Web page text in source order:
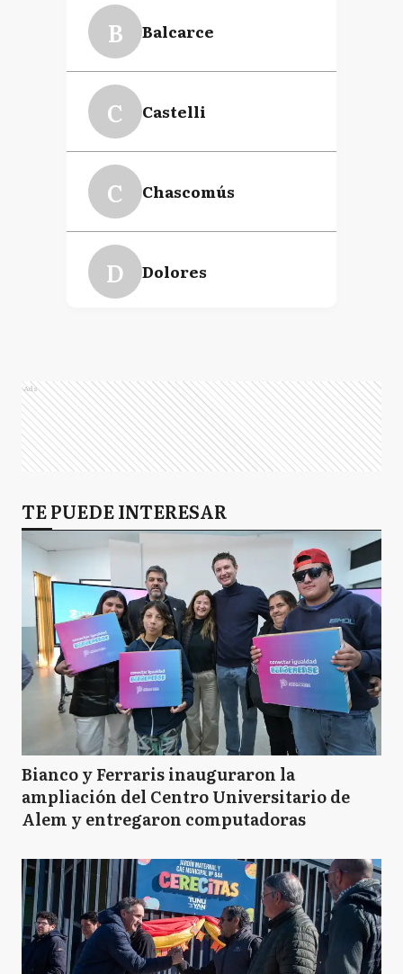
B Balcarce
C Castelli
C Chascomús
D Dolores
GB General Belgrano
GG General Guido
GL General Lavalle
GM General Madariaga
GP General Paz
GP General Pueyrredón
LC La Costa
Ads
TE PUEDE INTERESAR
Bianco y Ferraris inauguraron la
ampliación del Centro Universitario de
Alem y entregaron computadoras